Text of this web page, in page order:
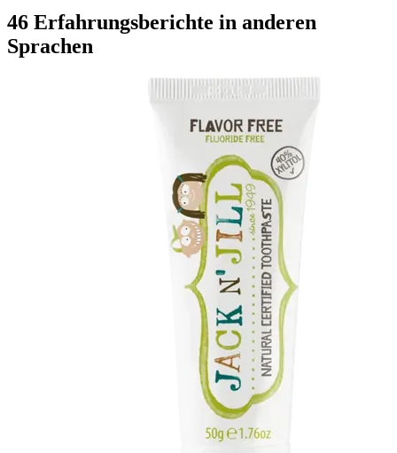
46 Erfahrungsberichte in anderen
Sprachen